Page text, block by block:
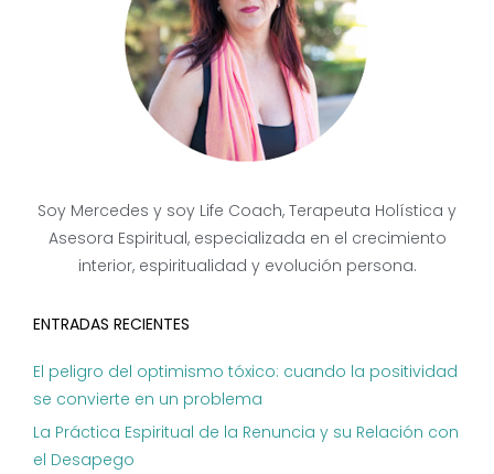
Soy Mercedes y soy Life Coach, Terapeuta Holística y
Asesora Espiritual, especializada en el crecimiento
interior, espiritualidad y evolución persona.
ENTRADAS RECIENTES
El peligro del optimismo tóxico: cuando la positividad
se convierte en un problema
La Práctica Espiritual de la Renuncia y su Relación con
el Desapego